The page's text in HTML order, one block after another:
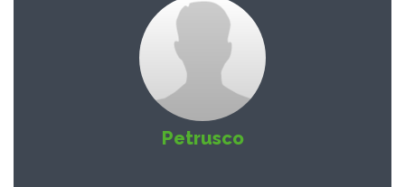
Petrusco